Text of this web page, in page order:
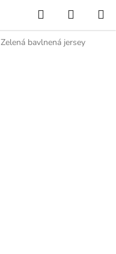
Hľadať
KOŠÍK
Zelená bavlnená jersey